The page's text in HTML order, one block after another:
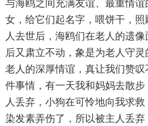
与海鸥之间充满友谊、最重情
女，给它们起名字，喂饼干，
人去世后，海鸥们在老人的遗
后又肃立不动，象是为老人守
老人的深厚情谊，真让我们赞
件事情，有一天我和妈妈去散
人丢弃，小狗在可怜地向我求
染发素弄伤了，所以被主人丢